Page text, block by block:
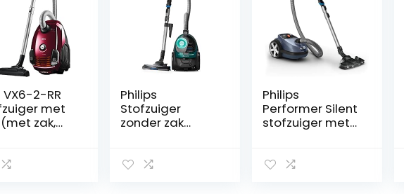
VX6-2-RR
met
zak,
wielen,
Philips
Stofzuiger
zonder zak
Actieradius van
Philips
Performer Silent
stofzuiger met
mondstuk,